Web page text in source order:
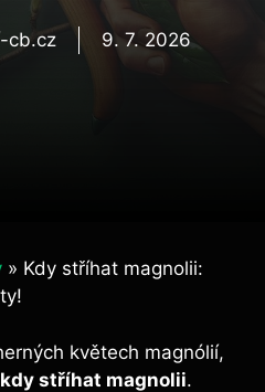
cb.cz 9. 7. 2026
» Kdy stříhat magnolii:
květech​ magnólií,
kdy stříhat⁤ magnolii.